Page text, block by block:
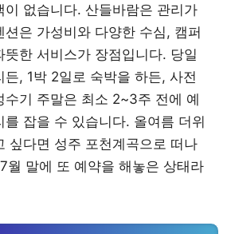
이 없습니다. 산들바람은 관리가
션은 가성비와 다양한 수심, 캠퍼
뜻한 서비스가 장점입니다. 당일
든, 1박 2일로 숙박을 하든, 사전
수기 주말은 최소 2~3주 전에 예
를 잡을 수 있습니다. 올여름 더위
싶다면 성주 포천계곡으로 떠나
월 말에 또 예약을 해놓은 상태라